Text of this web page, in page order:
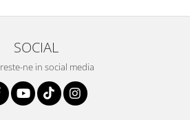
SOCIAL
ne in social media